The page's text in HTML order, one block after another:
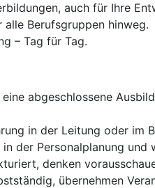
auch für Ihre
alle Berufsgruppen hinweg.
– Tag für Tag.
eine abgeschlossene
in der Leitung oder im
der Personalplanung
denken
übernehmen